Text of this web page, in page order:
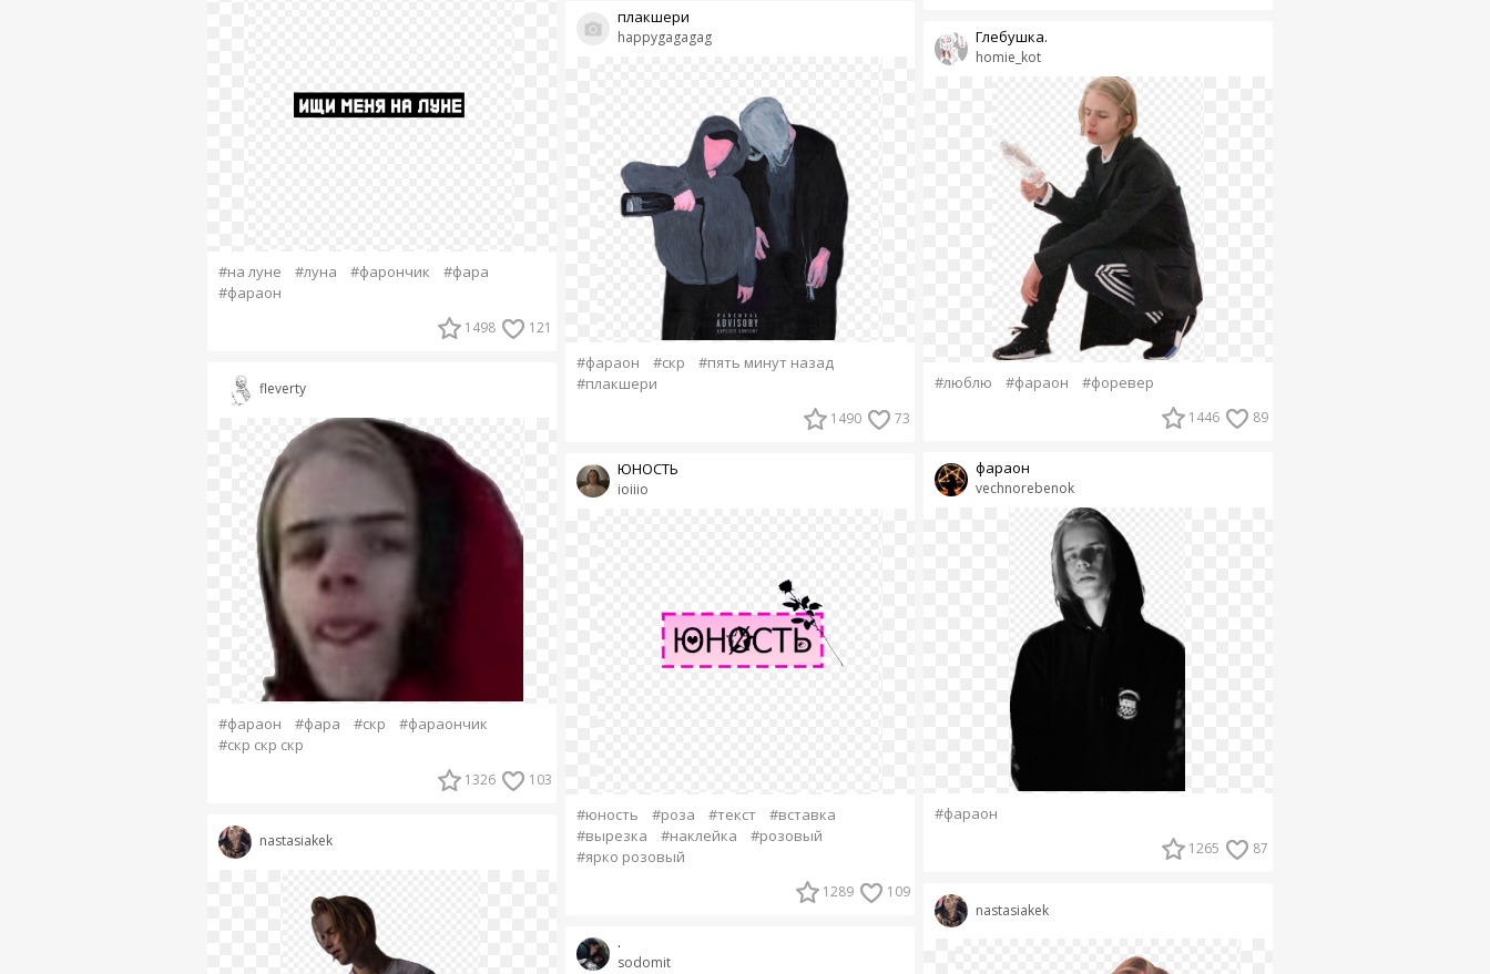
#на луне #луна #фарончик
#фара
#фараон
1498 121
fleverty
#фараон #фара #скр
#фараончик
#скр скр скр
1326 103
nastasiakek
happygagagag
плакшери
#фараон #скр
#пять минут назад
#плакшери
1490 73
ioiiio
ЮНОСТЬ
#юность #роза #текст
#вставка
#вырезка
#наклейка
#розовый
#ярко розовый
1289 109
sodomit
.
homie_kot
Глебушка.
#люблю #фараон #форевер
1446 89
vechnorebenok
фараон
#фараон
1265 87
nastasiakek